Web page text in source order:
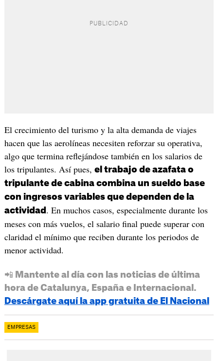
El crecimiento del turismo y la alta demanda de viajes
hacen que las aerolíneas necesiten reforzar su operativa,
algo que termina reflejándose también en los salarios de
los tripulantes. Así pues, el trabajo de azafata o
tripulante de cabina combina un sueldo base
con ingresos variables que dependen de la
actividad . En muchos casos, especialmente durante los
meses con más vuelos, el salario final puede superar con
claridad el mínimo que reciben durante los periodos de
menor actividad.
📲 Mantente al día con las noticias de última
hora de Catalunya, España e Internacional.
Descárgate aquí la app gratuita de El Nacional
EMPRESAS